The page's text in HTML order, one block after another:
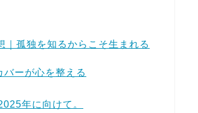
｜孤独を知るからこそ生まれる
ーが心を整える
年に向けて。